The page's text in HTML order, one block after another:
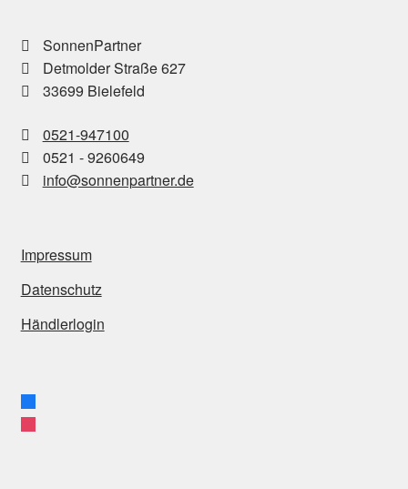
SonnenPartner
Detmolder Straße 627
33699 Bielefeld
0521-947100
0521 - 9260649
info@sonnenpartner.de
Impressum
Datenschutz
Händlerlogin
facebook
instagram